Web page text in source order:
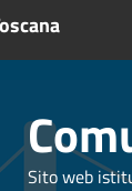
Sito web